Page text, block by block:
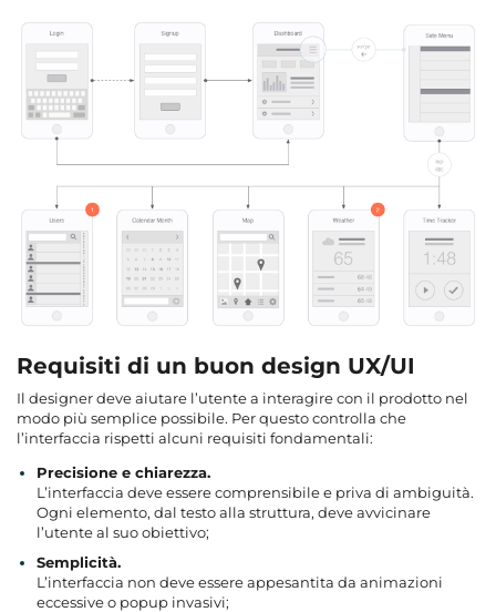
Requisiti di un buon design UX/UI
Il designer deve aiutare l’utente a interagire con il prodotto nel
modo più semplice possibile. Per questo controlla che
l’interfaccia rispetti alcuni requisiti fondamentali:
Precisione e chiarezza.
L’interfaccia deve essere comprensibile e priva di ambiguità.
Ogni elemento, dal testo alla struttura, deve avvicinare
l’utente al suo obiettivo;
Semplicità.
L’interfaccia non deve essere appesantita da animazioni
eccessive o popup invasivi;